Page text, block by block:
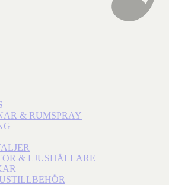
& RUMSPRAY
& LJUSHÅLLARE